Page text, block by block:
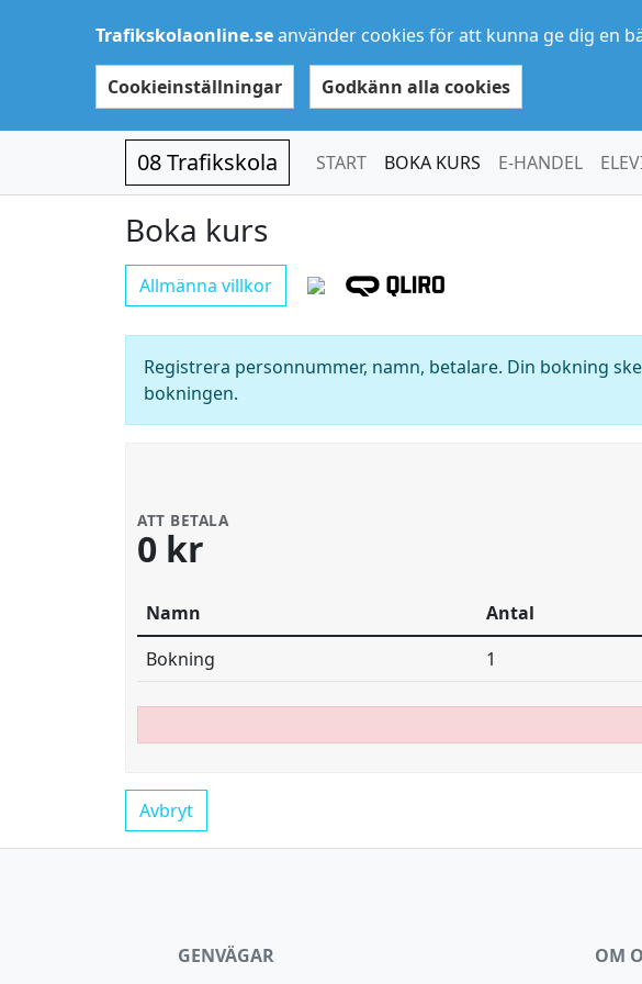
Trafikskolaonline.seanvänder cookies för att kunna ge dig en
Cookieinställningar Godkänn alla cookies
08 Trafikskola START BOKA KURS E-HANDEL
Boka kurs
Allmänna villkor
Registrera personnummer, namn, betalare. Din bokning
bokningen.
ATT BETALA
0 kr
Namn Antal
Bokning
1
Avbryt
GENVÄGAR OM